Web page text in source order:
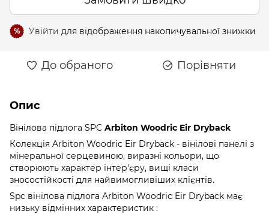
% Увійти для відображення накопичувальної знижки
До обраного Порівняти
Опис
Вінілова підлога SPC Arbiton Woodric Eir Dryback
Колекція Arbiton Woodric Eir Dryback - вінілові панелі з
мінеральної серцевиною, виразні кольори, що
створюють характер інтер'єру, вищі класи
зносостійкості для найвимогливіших клієнтів.
Spc вінілова підлога Arbiton Woodric Eir Dryback має
низьку відмінних характеристик :